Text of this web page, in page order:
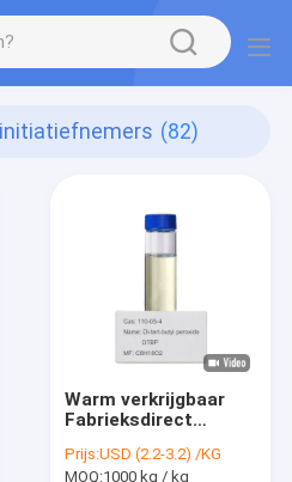
(82)
Warm verkrijgbaar
Fabrieksdirect
Tert-butyl peroxide
Prijs:USD (2.2-3.2) /KG
MOQ:1000 kg / kg